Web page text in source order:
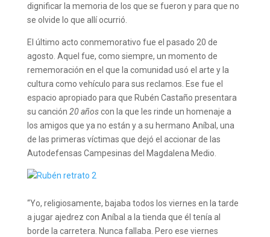
dignificar la memoria de los que se fueron y para que no
se olvide lo que allí ocurrió.
El último acto conmemorativo fue el pasado 20 de
agosto. Aquel fue, como siempre, un momento de
rememoración en el que la comunidad usó el arte y la
cultura como vehículo para sus reclamos. Ese fue el
espacio apropiado para que Rubén Castaño presentara
su canción 20 añoscon la que les rinde un homenaje a
los amigos que ya no están y a su hermano Aníbal, una
de las primeras víctimas que dejó el accionar de las
Autodefensas Campesinas del Magdalena Medio.
“Yo, religiosamente, bajaba todos los viernes en la tarde
a jugar ajedrez con Aníbal a la tienda que él tenía al
borde la carretera. Nunca fallaba. Pero ese viernes